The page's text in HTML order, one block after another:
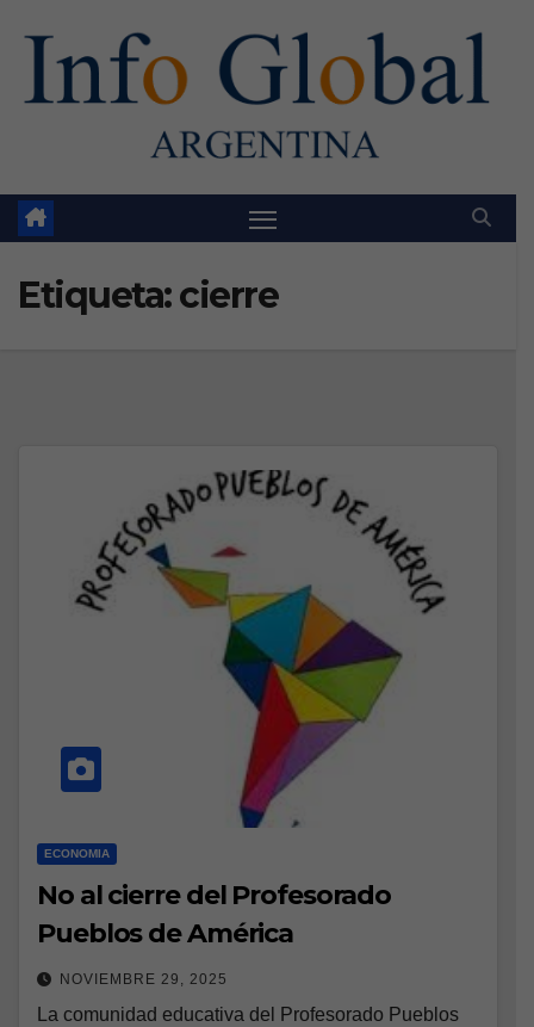
Etiqueta:cierre
ECONOMIA
No al cierre del Profesorado
Pueblos de América
NOVIEMBRE 29, 2025
La comunidad educativa del Profesorado Pueblos